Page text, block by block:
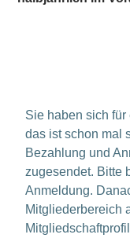
Sie haben sich
das ist schon mal
Bezahlung und
zugesendet. Bitte
Anmeldung.
Mitgliederbereich